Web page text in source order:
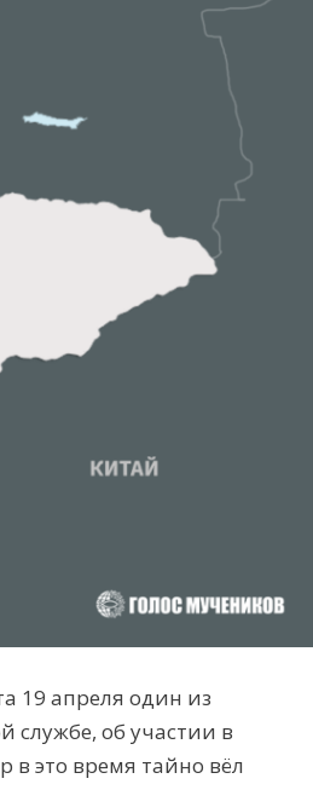
19 апреля один из
службе, об участии в
это время тайно вёл